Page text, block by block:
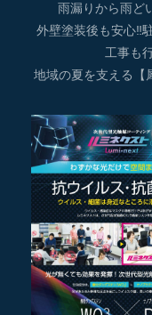
雨漏りから雨
外壁塗装後も安心‼
工事も
地域の夏を支える【